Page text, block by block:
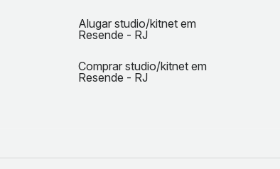
Alugar studio/kitnet em
Resende - RJ
Comprar studio/kitnet em
Resende - RJ